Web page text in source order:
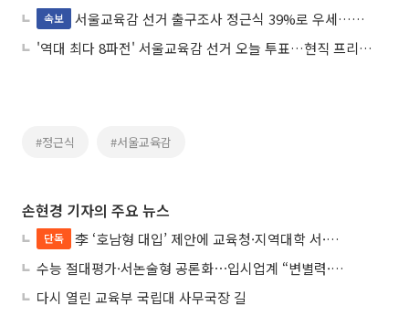
속보
서울교육감 선거 출구조사 정근식 39%로 우세…조전혁 21.2%
'역대 최다 8파전' 서울교육감 선거 오늘 투표…현직 프리미엄 vs 보수 분산
#정근식 #서울교육감
손현경 기자의 주요 뉴스
단독
李 ‘호남형 대입’ 제안에 교육청·지역대학 서·논술형 입시 연계 '착수'
수능 절대평가·서논술형 공론화⋯입시업계 “변별력·사교육 대책 먼저”
다시 열린 교육부 국립대 사무국장 길